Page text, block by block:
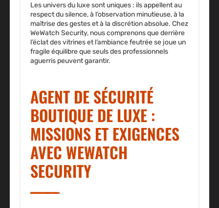
Les univers du luxe sont uniques : ils appellent au
respect du silence, à l’observation minutieuse, à la
maîtrise des gestes et à la discrétion absolue. Chez
WeWatch Security, nous comprenons que derrière
l’éclat des vitrines et l’ambiance feutrée se joue un
fragile équilibre que seuls des professionnels
aguerris peuvent garantir.
AGENT DE SÉCURITÉ
BOUTIQUE DE LUXE :
MISSIONS ET EXIGENCES
AVEC WEWATCH
SECURITY